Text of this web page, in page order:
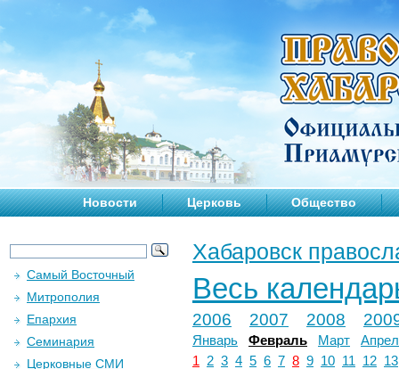
Новости Церковь Общество
Хабаровск
Весь
2006 2007 2008
Январь Февраль Март
1
2 3 4 5 6 7 8 9 10 11 12 13
Самый Восточный
Митрополия
Епархия
Семинария
Церковные СМИ